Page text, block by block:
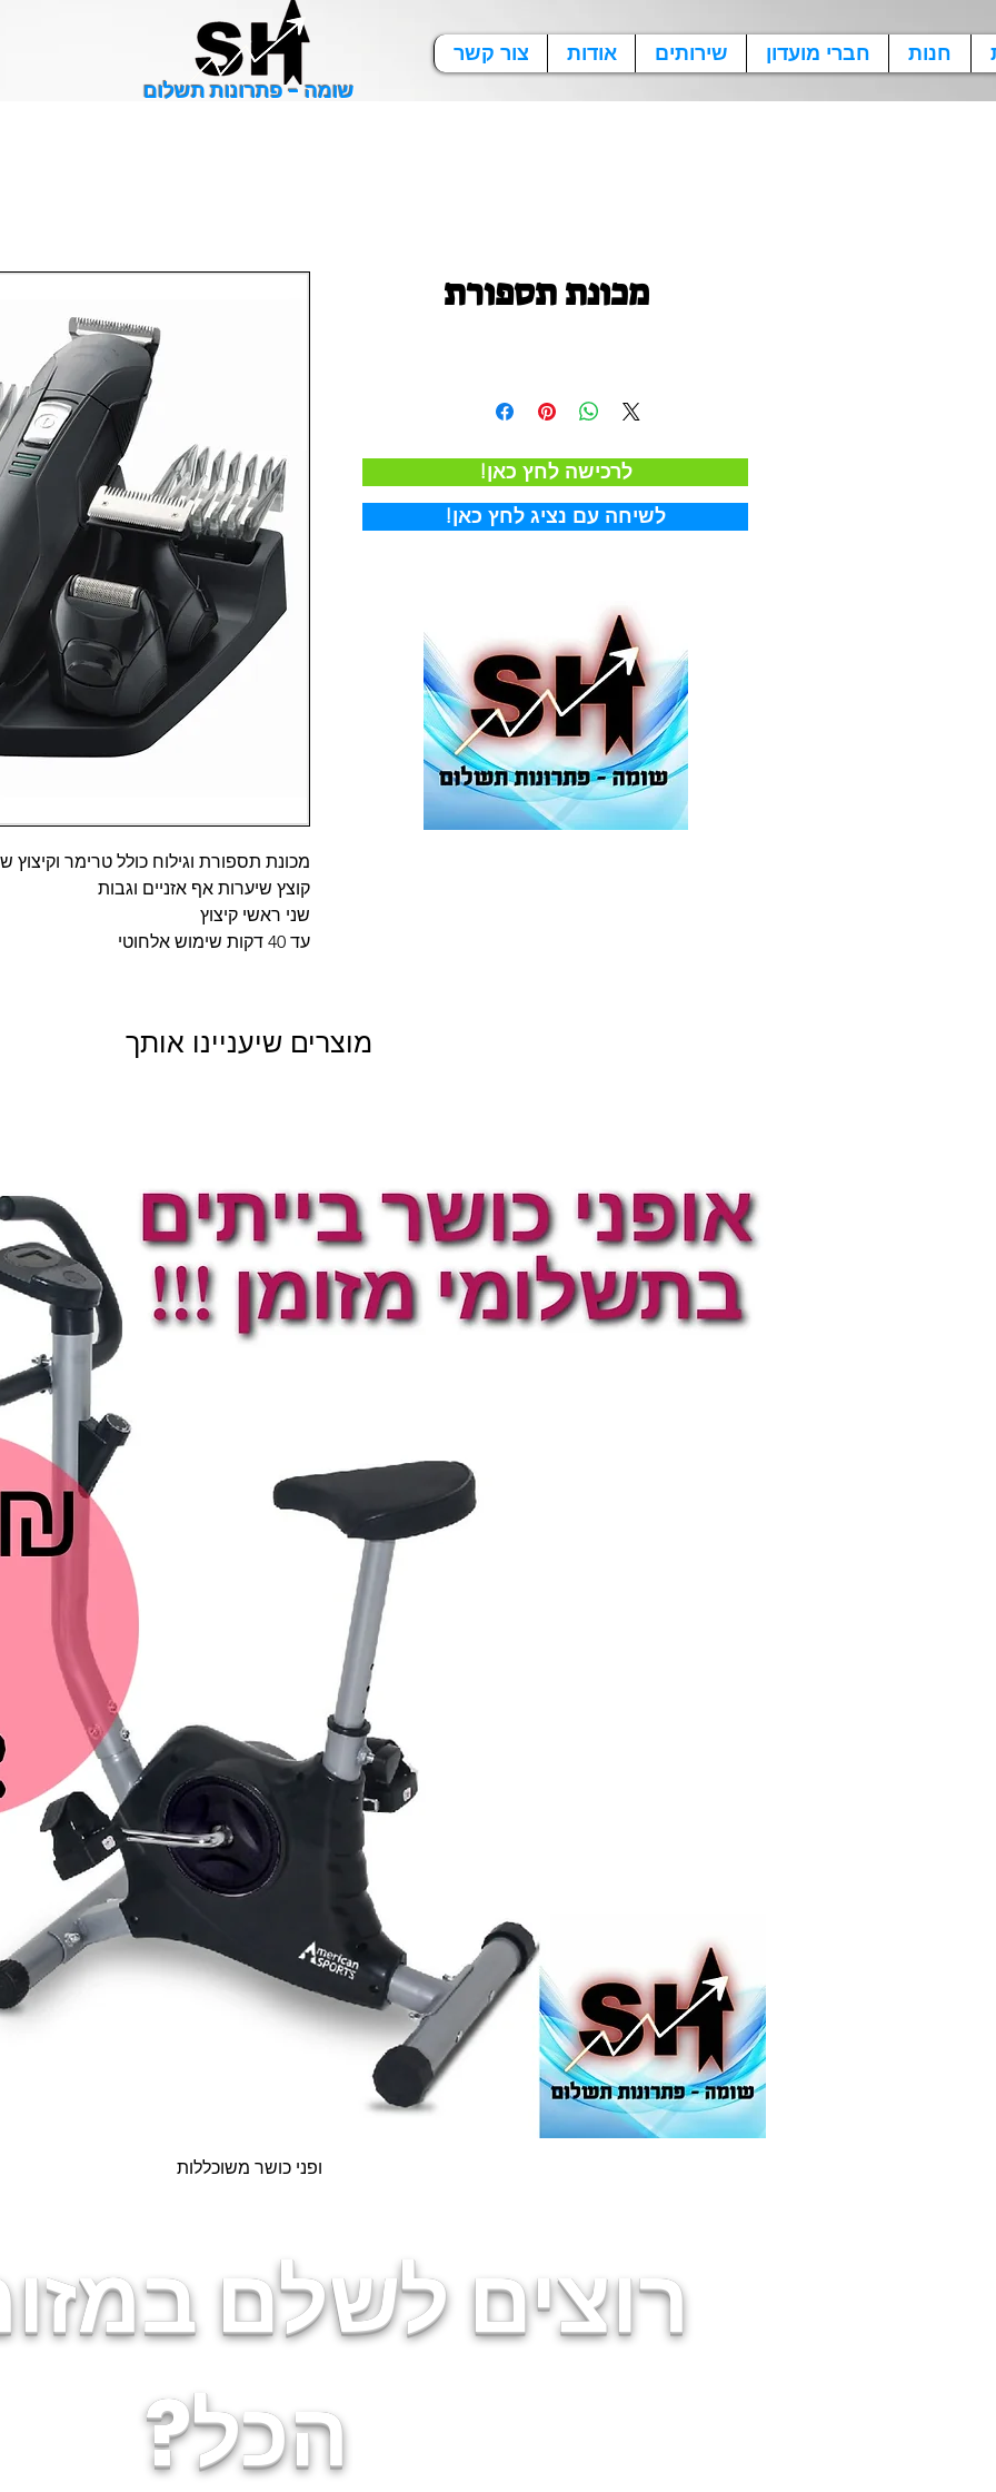
שומה - פתרונות תשלום
חנות חברי מועדון שירותים אודות צור קשר
מכונת תספורת וגילוח כולל טרימר וקיצוץ
קוצץ שיערות אף אזניים וגבות
שני ראשי קיצוץ
עד 40 דקות שימוש אלחוטי
מכונת תספורת
!לרכישה לחץ כאן
!לשיחה עם נציג לחץ כאן
מוצרים שיעניינו אותך
Quick View
ופני כושר משוכללות
רוצים לשלם
הכל?